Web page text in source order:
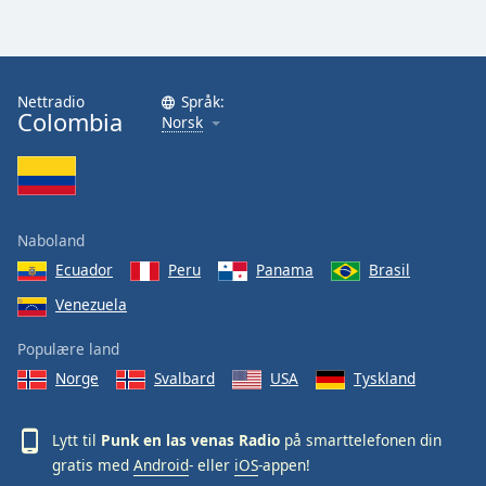
Caption
Area
Background
Color
Opacity
Font
Text
Style
Nettradio
Colombia
Språk:
Norsk
Naboland
Ecuador
Peru Panama
Brasil
Venezuela
Populære land
Norge
Svalbard USA Tyskland
Lytt til Punk en las venas Radio på smarttelefonen din
gratis med Android- eller iOS-appen!